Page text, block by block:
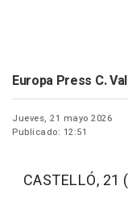
Europa Press C.
Jueves, 21 mayo 2026
Publicado: 12:51
CASTELLÓ, 21